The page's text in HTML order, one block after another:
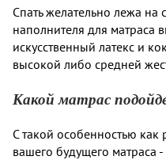
Спать желательно лежа на
наполнителя для матраса
искусственный латекс и
высокой либо средней
Какой матрас
С такой особенностью как
вашего будущего матраса